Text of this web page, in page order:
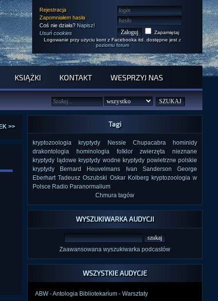
Rejestracja
Zapomniałem hasła
Coś nie działa? Napisz!
Usuń cookies
Zapamiętaj
Logowanie przy użyciu kont z Facebooka itd. dostępne jest z
poziomu forum
KSIĄŻKI KONTAKT WESPRZYJ NAS
>> Tagi
kryptozoologia kryptydy Nessie Chupacabra
hominidy
drakontologia
hominologia folklor
zwierzęta nieznane
kryptydy lądowe kryptydy wodne kryptydy powietrzne polskie
kryptydy
Bernard Heuvelmans Ivan Sanderson
George
Eberhart Tadeusz Oszubski Oskar Kolberg kryptozoologia w
Polsce Radio Paranormalium
Chmura tagów
WYSZUKIWARKA AUDYCJI
Zaawansowana wyszukiwarka podcastów
WSZYSTKIE AUDYCJE
ABW - Antologia Bibliotekarium - Warsztaty